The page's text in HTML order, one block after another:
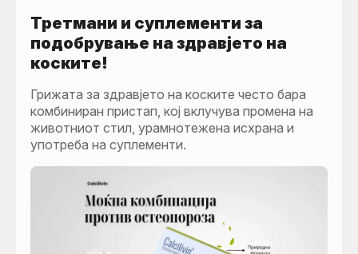
Третмани и суплементи за
подобрување на здравјето на
коските!
Грижата за здравјето на коските често бара
комбиниран пристап, кој вклучува промена на
животниот стил, урамнотежена исхрана и
употреба на суплементи.